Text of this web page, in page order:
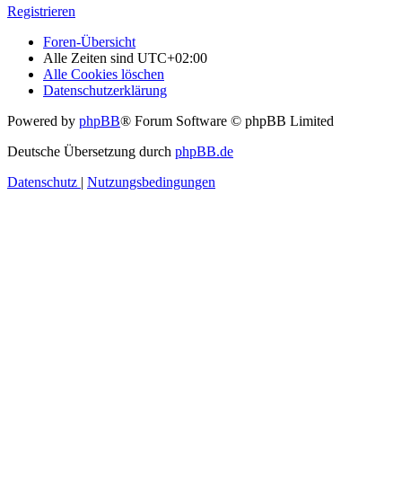
Registrieren
Foren-Übersicht
Alle Zeiten sind UTC+02:00
Alle Cookies löschen
Datenschutzerklärung
Powered by phpBB® Forum Software © phpBB Limited
Deutsche Übersetzung durch phpBB.de
Datenschutz | Nutzungsbedingungen